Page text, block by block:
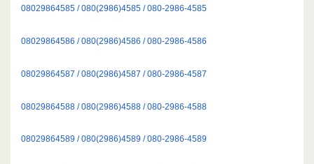
08029864585 / 080(2986)4585 / 080-2986-4585
08029864586 / 080(2986)4586 / 080-2986-4586
08029864587 / 080(2986)4587 / 080-2986-4587
08029864588 / 080(2986)4588 / 080-2986-4588
08029864589 / 080(2986)4589 / 080-2986-4589